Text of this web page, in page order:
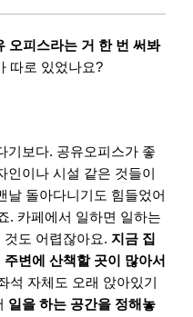
오피스라는 거 한 번 써봐
따로 있었나요?
기보다. 공유오피스가 좋
인이나 시설 같은 것들이
날 돌아다니기도 힘들었어
. 카페에서 일하면 일하는
도 어렵잖아요. 지금 집
변에 산책할 곳이 많아서
석 자체도 오래 앉아있기
일을 하는 공간을 정해놓